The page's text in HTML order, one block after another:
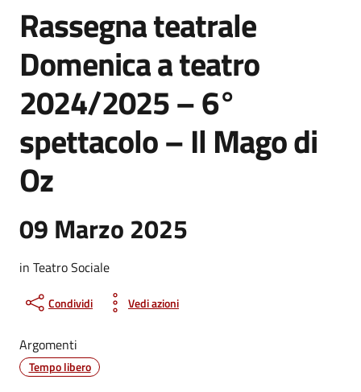
Rassegna teatrale
Domenica a teatro
2024/2025 – 6°
spettacolo – Il Mago di
Oz
09 Marzo 2025
in Teatro Sociale
Condividi Vedi azioni
Argomenti
Tempo libero